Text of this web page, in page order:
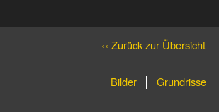
‹‹ Zurück zur Übersicht
Bilder Grundrisse